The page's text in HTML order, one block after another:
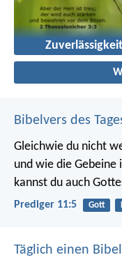
Zuverlässigkeit
Bibelvers des
Gleichwie du nicht
und wie die
kannst du auch
Prediger 11:5 Gott
Täglich einen